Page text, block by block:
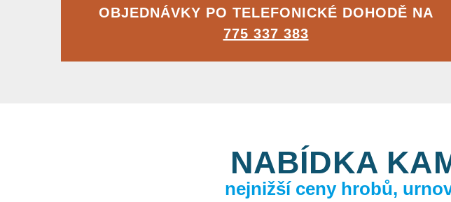
OBJEDNÁVKY PO TELEFONICKÉ DOHODĚ NA
775 337 383
NABÍDKA
nejnižší ceny hrobů,